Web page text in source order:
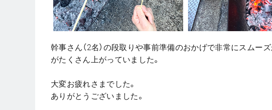
幹事さん（2名）の段取りや事前準備のおかげで非常にスムー
がたくさん上がっていました。
大変お疲れさまでした。
ありがとうございました。